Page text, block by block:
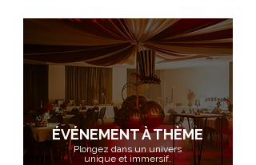
ÉVÉNEMENT À THÈME
Plongez dans un univers
unique et immersif.